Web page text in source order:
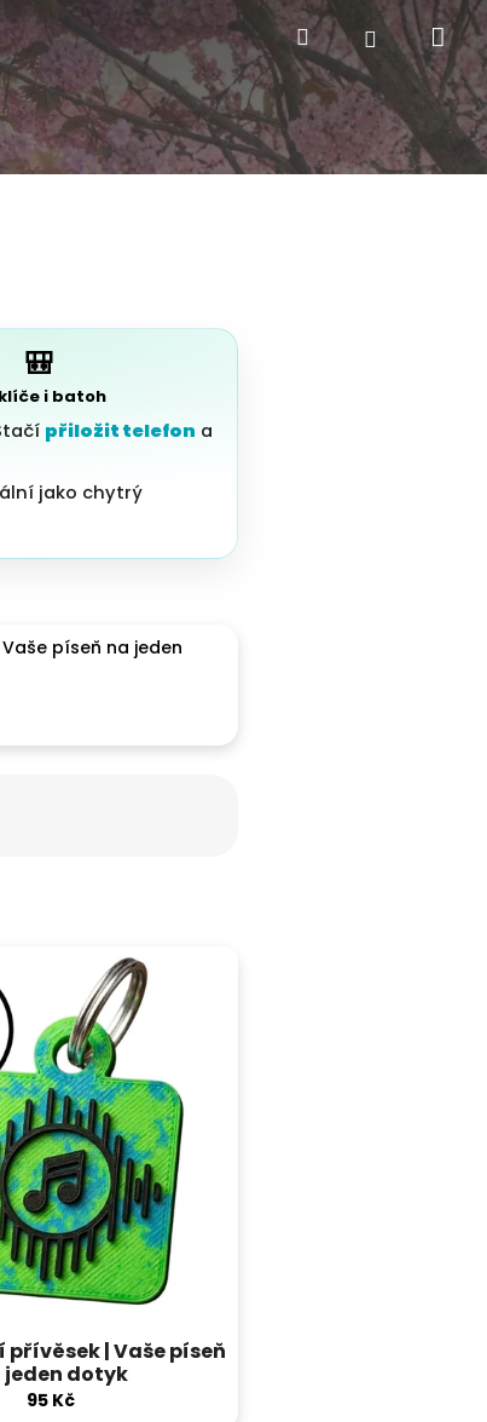
Hledat Přihlášení
🎒
i batoh
přiložit telefon a
jako chytrý
píseň na jeden
přívěsek | Vaše píseň
jeden dotyk
95 Kč